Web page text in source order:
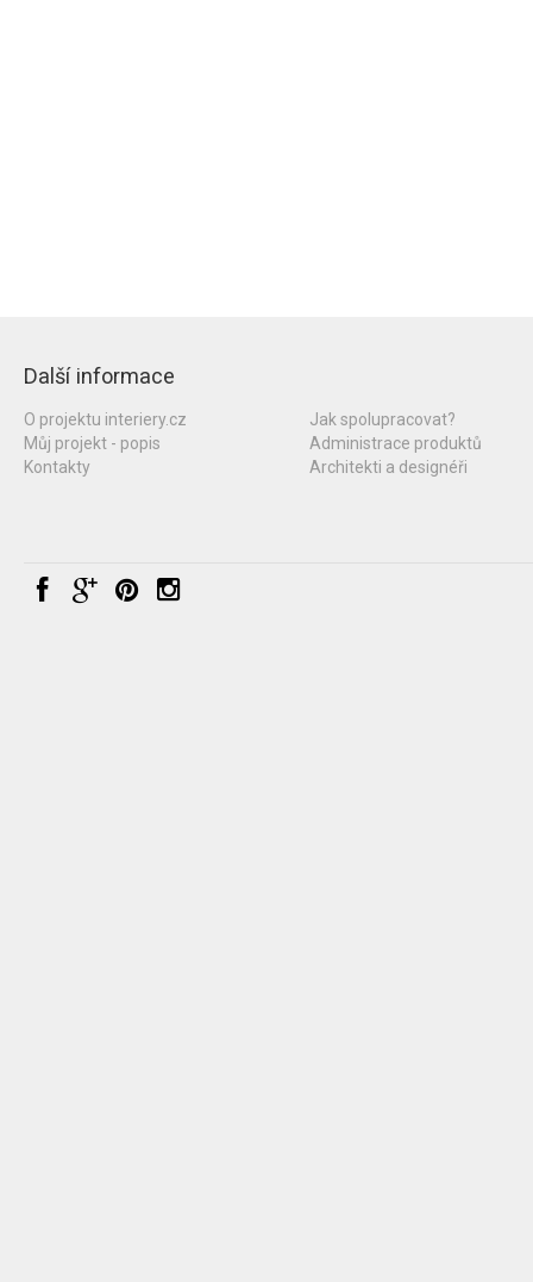
Další informace
O projektu interiery.cz
Můj projekt - popis
Kontakty
Jak spolupracovat?
Administrace produktů
Architekti a designéři